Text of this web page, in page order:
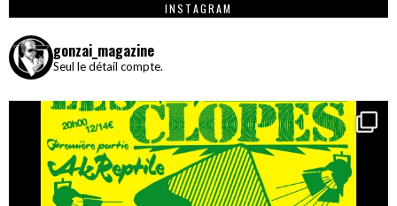
INSTAGRAM
gonzai_magazine
Seul le détail compte.